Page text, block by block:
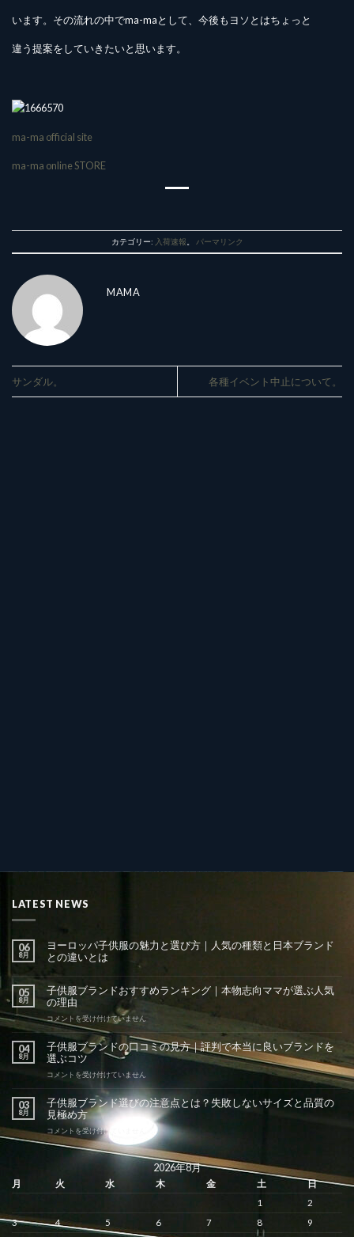
います。その流れの中でma-maとして、今後もヨソとはちょっと
違う提案をしていきたいと思います。
ma-ma official site
ma-ma online STORE
カテゴリー: 入荷速報 パーマリンク
MAMA
サンダル。 各種イベント中止について。
LATEST NEWS
06
8月
ヨーロッパ子供服の魅力と選び方｜人気の種類と日本ブランド
との違いとは
05
8月
子供服ブランドおすすめランキング｜本物志向ママが選ぶ人気
の理由
子
供
ブ
ラ
ン
す
す
め
｜
志
コメントを受け付けていません
04
8月
子供服ブランドの口コミの見方｜評判で本当に良いブランドを
選ぶコツ
子
ブ
ラ
ン
の
｜
コメントを受け付けていません
03
8月
子供服ブランド選びの注意点とは？失敗しないサイズと品質の
見極め方
子
供
ド
の
コメントを受け付けていません
2026年8月
月 火 水 木 金 土
日
1
2
3
4 5 6 7 8
9